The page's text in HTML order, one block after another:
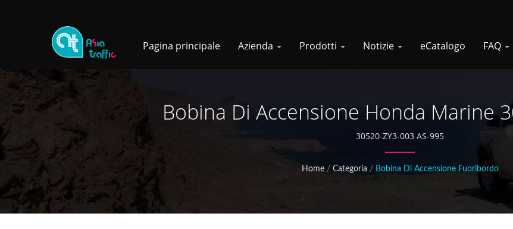
Pagina principale Azienda Prodotti Notizie eCatalogo FAQ
Bobina Di Accensione Honda Marine
30520-ZY3-003 AS-995
Home / Categoria / Bobina Di Accensione Fuoribordo